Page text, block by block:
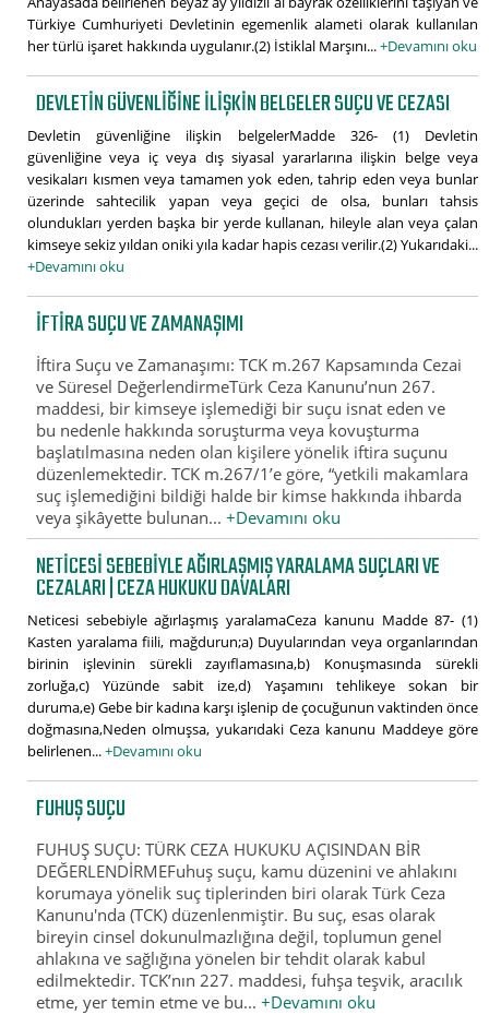
Türkiye Cumhuriyeti Devletinin egemenlik alameti olarak kullanılan
her türlü işaret hakkında uygulanır.(2) İstiklal Marşını...+Devamını oku
DEVLETIN GÜVENLIĞINE ILIŞKIN BELGELER SUÇU VE CEZASI
Devletin güvenliğine ilişkin belgelerMadde 326- (1) Devletin
güvenliğine veya iç veya dış siyasal yararlarına ilişkin belge veya
vesikaları kısmen veya tamamen yok eden, tahrip eden veya bunlar
üzerinde sahtecilik yapan veya geçici de olsa, bunları tahsis
olundukları yerden başka bir yerde kullanan, hileyle alan veya çalan
kimseye sekiz yıldan oniki yıla kadar hapis cezası verilir.(2) Yukarıdaki...
+Devamını oku
İFTIRA SUÇU VE ZAMANAŞIMI
İftira Suçu ve Zamanaşımı: TCK m.267 Kapsamında Cezai
ve Süresel DeğerlendirmeTürk Ceza Kanunu’nun 267.
maddesi, bir kimseye işlemediği bir suçu isnat eden ve
bu nedenle hakkında soruşturma veya kovuşturma
başlatılmasına neden olan kişilere yönelik iftira suçunu
düzenlemektedir. TCK m.267/1’e göre, “yetkili makamlara
suç işlemediğini bildiği halde bir kimse hakkında ihbarda
veya şikâyette bulunan...+Devamını oku
NETICESI SEBEBIYLE AĞIRLAŞMIŞ YARALAMA SUÇLARI VE
CEZALARI | CEZA HUKUKU DAVALARI
Neticesi sebebiyle ağırlaşmış yaralamaCeza kanunu Madde 87- (1)
Kasten yaralama fiili, mağdurun;a) Duyularından veya organlarından
birinin işlevinin sürekli zayıflamasına,b) Konuşmasında sürekli
zorluğa,c) Yüzünde sabit ize,d) Yaşamını tehlikeye sokan bir
duruma,e) Gebe bir kadına karşı işlenip de çocuğunun vaktinden önce
doğmasına,Neden olmuşsa, yukarıdaki Ceza kanunu Maddeye göre
belirlenen...+Devamını oku
FUHUŞ SUÇU
FUHUŞ SUÇU: TÜRK CEZA HUKUKU AÇISINDAN BİR
DEĞERLENDİRMEFuhuş suçu, kamu düzenini ve ahlakını
korumaya yönelik suç tiplerinden biri olarak Türk Ceza
Kanunu'nda (TCK) düzenlenmiştir. Bu suç, esas olarak
bireyin cinsel dokunulmazlığına değil, toplumun genel
ahlakına ve sağlığına yönelen bir tehdit olarak kabul
edilmektedir. TCK’nın 227. maddesi, fuhşa teşvik, aracılık
etme, yer temin etme ve bu...+Devamını oku